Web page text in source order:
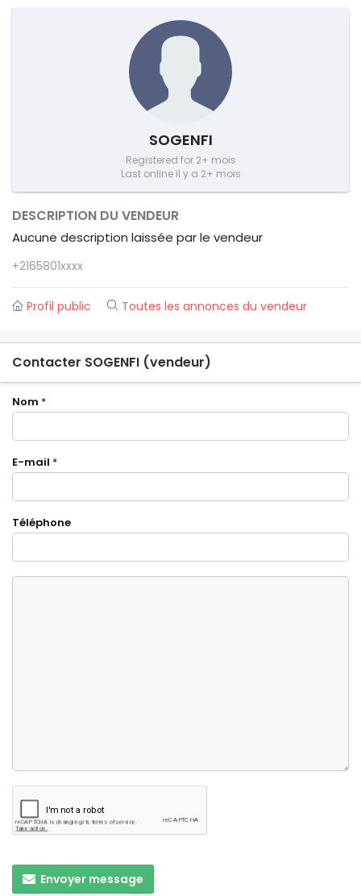
SOGENFI
Registered for 2+ mois
Last online il y a 2+ mois
DESCRIPTION DU VENDEUR
Aucune description laissée par le vendeur
+2165801xxxx
Profil public Toutes les annonces du vendeur
Contacter SOGENFI (vendeur)
Nom *
E-mail *
Téléphone
Envoyer message